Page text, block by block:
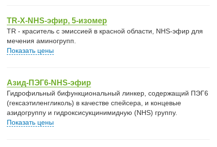
TR-X-NHS-эфир, 5-изомер
TR - краситель с эмиссией в красной области, NHS-эфир для
мечения аминогрупп.
Показать цены
Азид-ПЭГ6-NHS-эфир
Гидрофильный бифункциональный линкер, содержащий ПЭГ6
(гексаэтиленгликоль) в качестве спейсера, и концевые
азидогруппу и гидроксисукцинимидную (NHS) группу.
Показать цены